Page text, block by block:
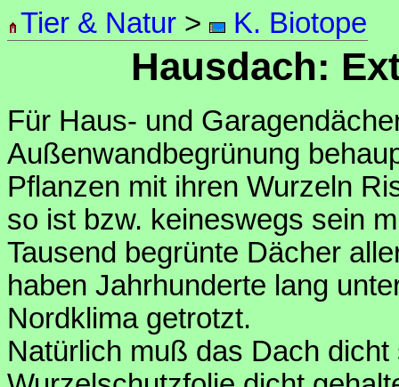
Tier & Natur > K. Biotope
Hausdach:
Für Haus- und
Außenwandbegrünung
Pflanzen mit ihren Wurzeln
so ist bzw. keineswegs sein
Tausend begrünte Dächer
haben Jahrhunderte lang
Nordklima getrotzt.
Natürlich muß das Dach